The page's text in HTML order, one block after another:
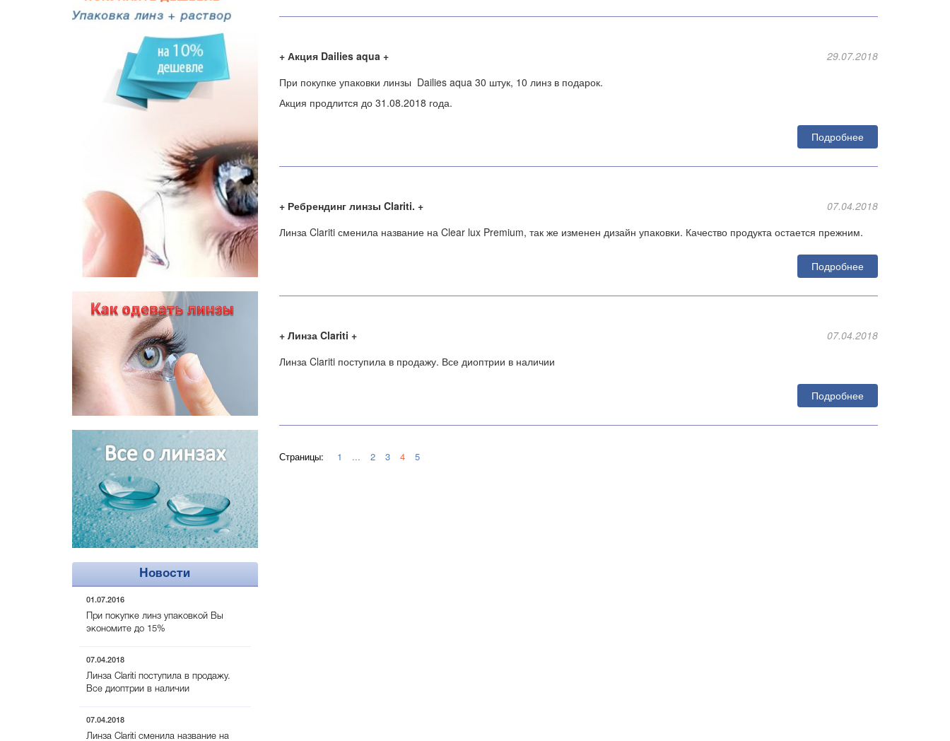
Новости
01.07.2016
При покупке линз упаковкой Вы
экономите до 15%
07.04.2018
Линза Clariti поступила в продажу.
Все диоптрии в наличии
07.04.2018
Линза Clariti сменила название на
Акция Dailies aqua
29.07.2018
При покупке упаковки линзы Dailies aqua 30 штук, 10 линз в подарок.
Акция продлится до 31.08.2018 года.
Подробнее
Ребрендинг линзы Clariti.
07.04.2018
Линза Clariti сменила название на Clear lux Premium, так же изменен дизайн упаковки. Качество продукта остается прежним.
Подробнее
Линза Clariti
07.04.2018
Линза Clariti поступила в продажу. Все диоптрии в наличии
Подробнее
Страницы: 1 ... 2 3 4 5